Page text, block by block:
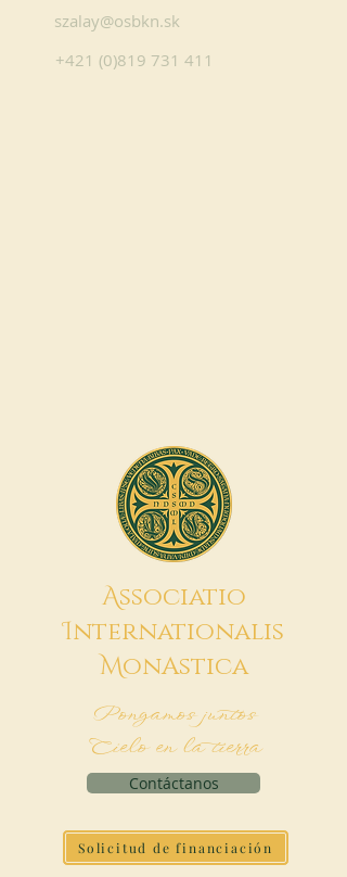
szalay@osbkn.sk
+421 (0)819 731 411
Associatio
Internationalis
MonAstica
Pongamos juntos
Cielo en la tierra
Contáctanos
Solicitud de financiación